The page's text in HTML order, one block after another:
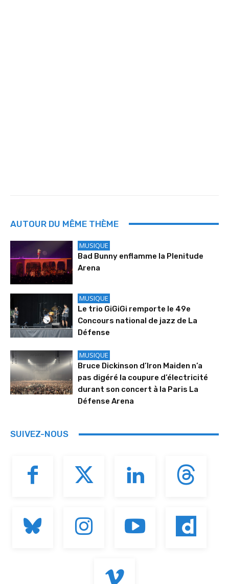
AUTOUR DU MÊME THÈME
MUSIQUE
Bad Bunny enflamme la Plenitude
Arena
MUSIQUE
Le trio GiGiGi remporte le 49e
Concours national de jazz de La
Défense
MUSIQUE
Bruce Dickinson d’Iron Maiden n’a
pas digéré la coupure d’électricité
durant son concert à la Paris La
Défense Arena
SUIVEZ-NOUS